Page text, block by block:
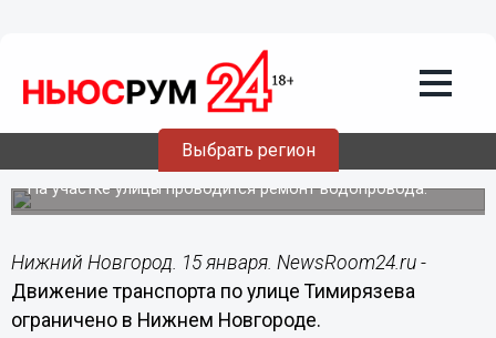
Выбрать регион
15.01.201819:50
Движение транспорта по улице
Тимирязева ограничено в Нижнем
На участке улицы проводится ремонт водопровода.
Нижний Новгород. 15 января. NewsRoom24.ru -
Движение транспорта по улице Тимирязева
ограничено в Нижнем Новгороде.